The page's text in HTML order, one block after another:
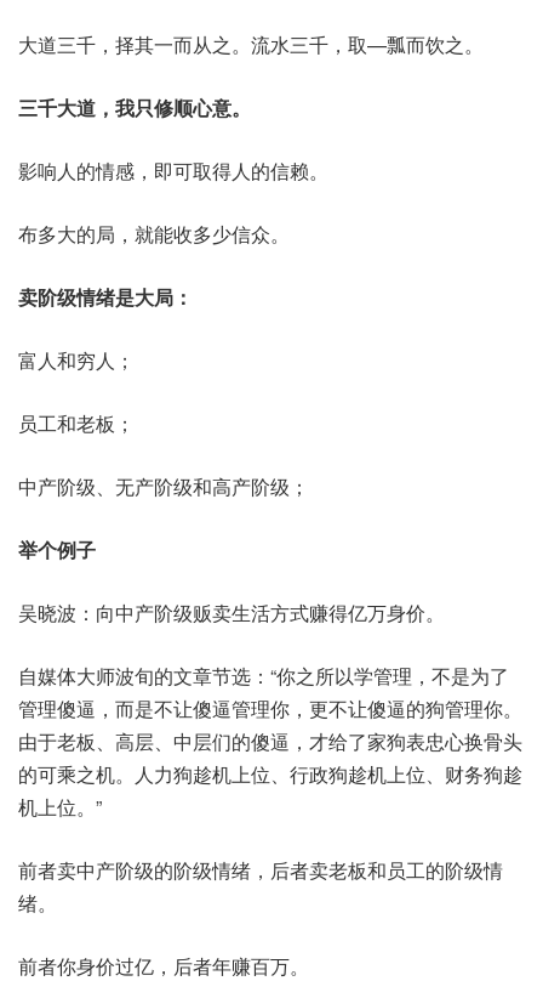
大道三千，择其一而从之。流水三千，取—瓢而饮之。
三千大道，我只修顺心意。
影响人的情感，即可取得人的信赖。
布多大的局，就能收多少信众。
卖阶级情绪是大局：
富人和穷人；
员工和老板；
中产阶级、无产阶级和高产阶级；
举个例子
吴晓波：向中产阶级贩卖生活方式赚得亿万身价。
自媒体大师波旬的文章节选：“你之所以学管理，不是为了
管理傻逼，而是不让傻逼管理你，更不让傻逼的狗管理你。
由于老板、高层、中层们的傻逼，才给了家狗表忠心换骨头
的可乘之机。人力狗趁机上位、行政狗趁机上位、财务狗趁
机上位。”
前者卖中产阶级的阶级情绪，后者卖老板和员工的阶级情
绪。
前者你身价过亿，后者年赚百万。